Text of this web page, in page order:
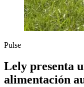
Pulse
Lely presenta
alimentación